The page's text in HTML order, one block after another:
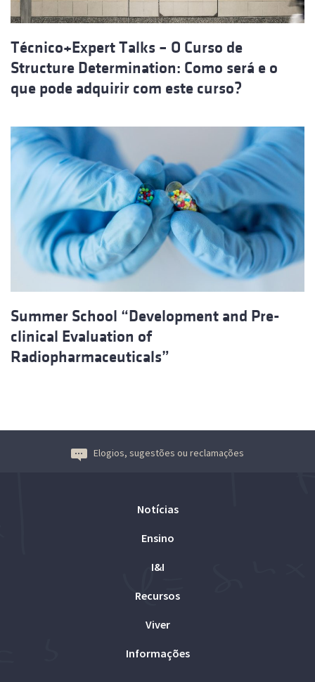
Técnico+Expert Talks – O Curso de
Structure Determination: Como será e o
que pode adquirir com este curso?
Summer School “Development and Pre-
clinical Evaluation of
Radiopharmaceuticals”
Elogios, sugestões ou reclamações
Notícias
Ensino
I&I
Recursos
Viver
Informações